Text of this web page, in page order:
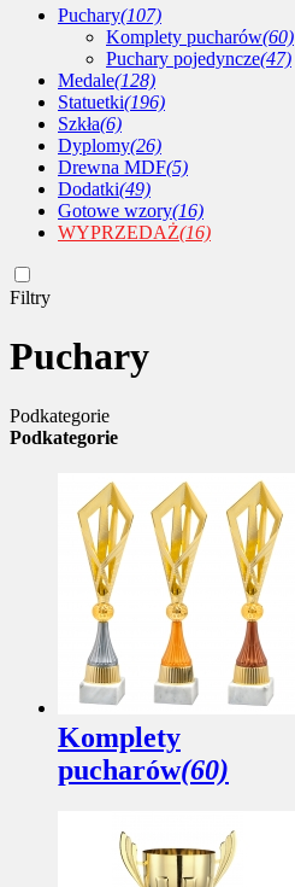
Puchary(107)
Komplety pucharów(60)
Puchary pojedyncze(47)
Medale(128)
Statuetki(196)
Szkła(6)
Dyplomy(26)
Drewna MDF(5)
Dodatki(49)
Gotowe wzory(16)
WYPRZEDAŻ(16)
Filtry
Puchary
Podkategorie
Podkategorie
Komplety
pucharów(60)